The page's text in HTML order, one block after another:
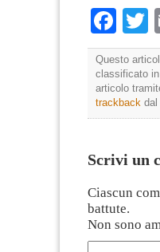
Questo
classificato in
articolo
trackback dal
Scrivi un
Ciascun
battute.
Non sono